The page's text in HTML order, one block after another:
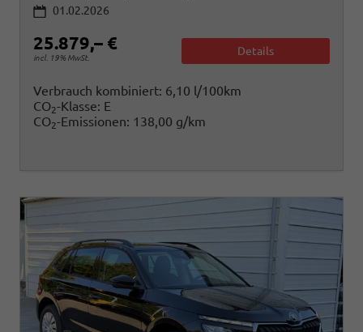
01.02.2026
25.879,– €
incl. 19% MwSt.
Details
Verbrauch kombiniert: 6,10 l/100km
CO2-Klasse: E
CO2-Emissionen: 138,00 g/km